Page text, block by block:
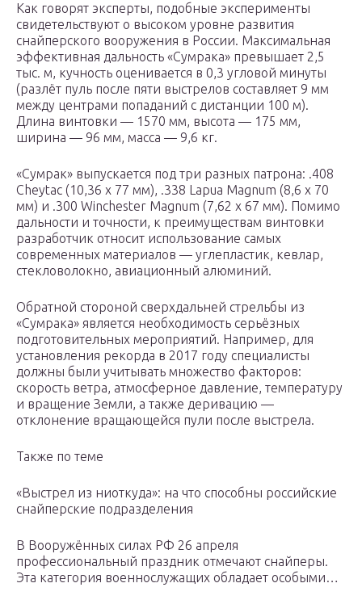
Как говорят эксперты, подобные эксперименты
свидетельствуют о высоком уровне развития
снайперского вооружения в России. Максимальная
эффективная дальность «Сумрака» превышает 2,5
тыс. м, кучность оценивается в 0,3 угловой минуты
(разлёт пуль после пяти выстрелов составляет 9 мм
между центрами попаданий с дистанции 100 м).
Длина винтовки — 1570 мм, высота — 175 мм,
ширина — 96 мм, масса — 9,6 кг.
«Сумрак» выпускается под три разных патрона: .408
Cheytac (10,36 x 77 мм), .338 Lapua Magnum (8,6 x 70
мм) и .300 Winchester Magnum (7,62 x 67 мм). Помимо
дальности и точности, к преимуществам винтовки
разработчик относит использование самых
современных материалов — углепластик, кевлар,
стекловолокно, авиационный алюминий.
Обратной стороной сверхдальней стрельбы из
«Сумрака» является необходимость серьёзных
подготовительных мероприятий. Например, для
установления рекорда в 2017 году специалисты
должны были учитывать множество факторов:
скорость ветра, атмосферное давление, температуру
и вращение Земли, а также деривацию —
отклонение вращающейся пули после выстрела.
Также по теме
«Выстрел из ниоткуда»: на что способны российские
снайперские подразделения
В Вооружённых силах РФ 26 апреля
профессиональный праздник отмечают снайперы.
Эта категория военнослужащих обладает особыми…